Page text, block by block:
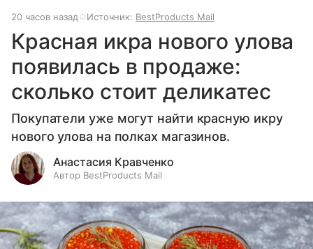
20 часов назад Источник: BestProducts Mail
Красная икра нового улова
появилась в продаже:
сколько стоит деликатес
Покупатели уже могут найти красную икру
нового улова на полках магазинов.
Анастасия Кравченко
Автор BestProducts Mail